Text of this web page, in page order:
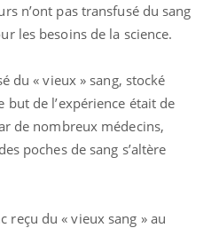
n’ont pas transfusé du sang
les besoins de la science.
du « vieux » sang, stocké
but de l’expérience était de
de nombreux médecins,
poches de sang s’altère
reçu du « vieux sang » au